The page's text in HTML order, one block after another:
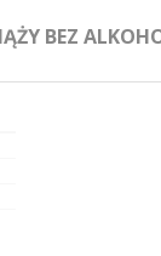
BEZ